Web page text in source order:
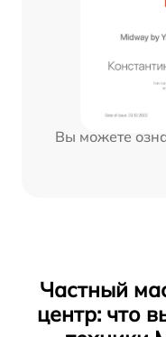
Вы можете
Частный
центр: что